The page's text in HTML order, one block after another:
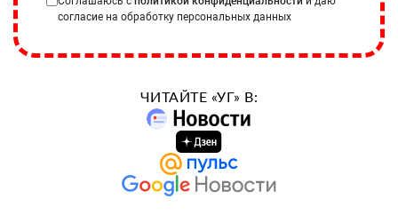
согласие на обработку персональных данных
ЧИТАЙТЕ «УГ» В: